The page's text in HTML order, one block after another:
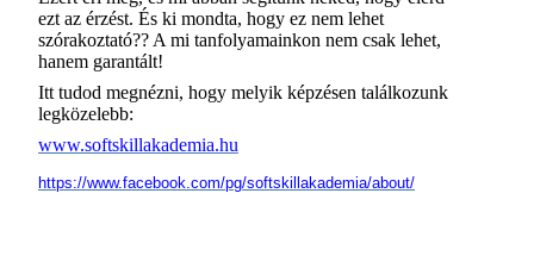
ezt az érzést. És ki mondta, hogy ez nem lehet
szórakoztató?? A mi tanfolyamainkon nem csak lehet,
hanem garantált!
Itt tudod megnézni, hogy melyik képzésen találkozunk
legközelebb:
www.softskillakademia.hu
https://www.facebook.com/pg/softskillakademia/about/